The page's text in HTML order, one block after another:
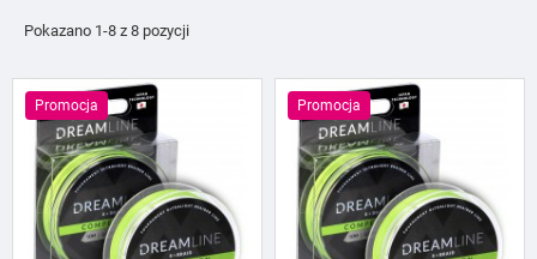
Pokazano 1-8 z 8 pozycji
Promocja Promocja